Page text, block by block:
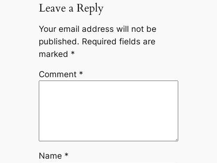
Leave a Reply
Your email address will not be
published. Required fields are
marked *
Comment *
Name *